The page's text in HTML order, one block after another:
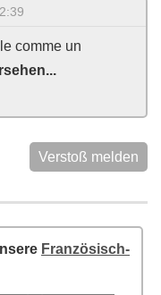
comme un
Verstoß melden
Französisch-